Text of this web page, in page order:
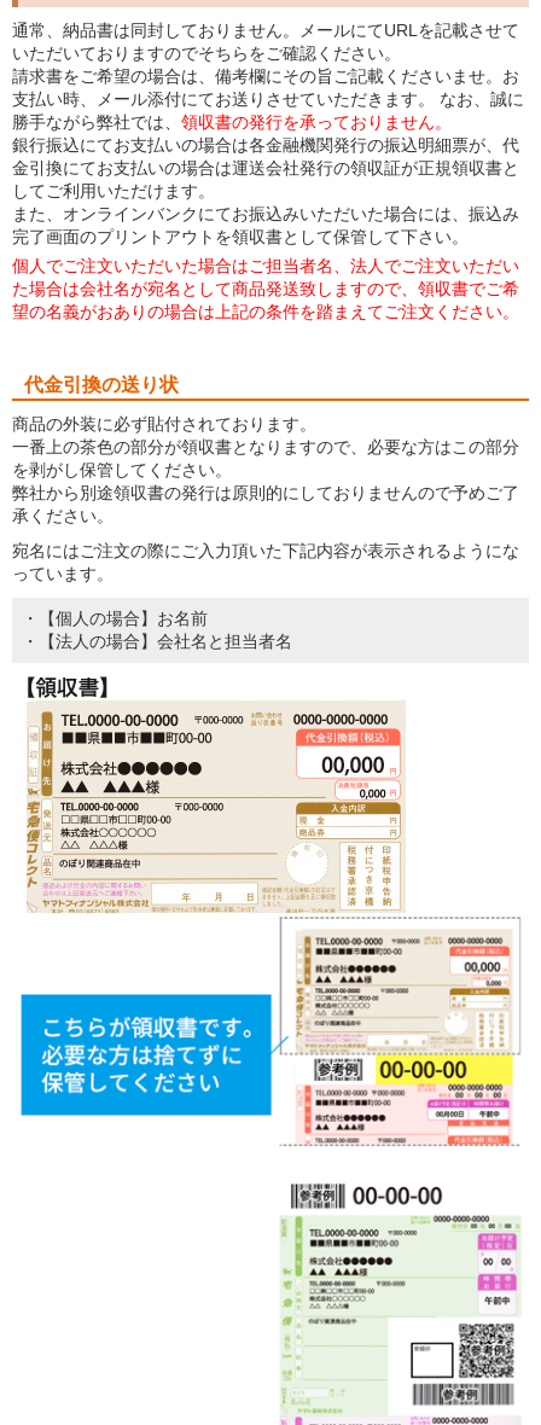
通常、納品書は同封しておりません。メールにてURLを記載させて
いただいておりますのでそちらをご確認ください。
請求書をご希望の場合は、備考欄にその旨ご記載くださいませ。お
支払い時、メール添付にてお送りさせていただきます。 なお、誠に
勝手ながら弊社では、 領収書の発行を承っておりません。
銀行振込にてお支払いの場合は各金融機関発行の振込明細票が、代
金引換にてお支払いの場合は運送会社発行の領収証が正規領収書と
してご利用いただけます。
また、オンラインバンクにてお振込みいただいた場合には、振込み
完了画面のプリントアウトを領収書として保管して下さい。
個人でご注文いただいた場合はご担当者名、法人でご注文いただい
た場合は会社名が宛名として商品発送致しますので、領収書でご希
望の名義がおありの場合は上記の条件を踏まえてご注文ください。
代金引換の送り状
商品の外装に必ず貼付されております。
一番上の茶色の部分が領収書となりますので、必要な方はこの部分
を剥がし保管してください。
弊社から別途領収書の発行は原則的にしておりませんので予めご了
承ください。
宛名にはご注文の際にご入力頂いた下記内容が表示されるようにな
っています。
・【個人の場合】お名前
・【法人の場合】会社名と担当者名